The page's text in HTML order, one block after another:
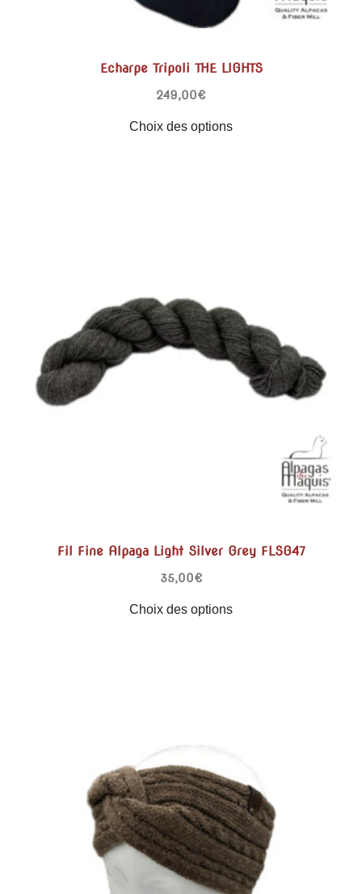
Echarpe Tripoli THE LIGHTS
249,00€
Choix des options
Fil Fine Alpaga Light Silver Grey FLSG47
35,00€
Choix des options